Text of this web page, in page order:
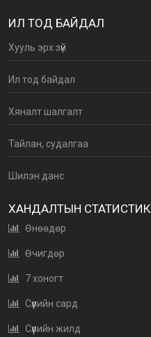
ИЛ ТОД БАЙДАЛ
Хууль эрх зүй
Ил тод байдал
Хяналт шалгалт
Тайлан, судалгаа
Шилэн данс
ХАНДАЛТЫН СТАТИСТИК
Өнөөдөр
Өчигдөр
7 хоногт
Сүүлийн сард
Сүүлийн жилд